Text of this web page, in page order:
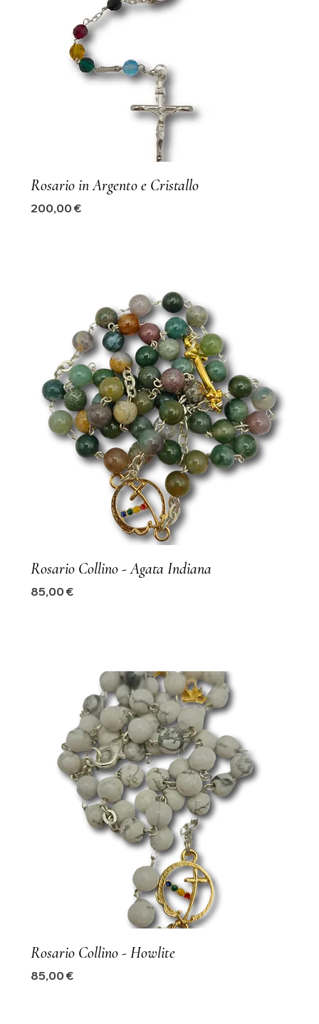
Rosario in Argento e Cristallo
Precio
200,00 €
Rosario Collino - Agata Indiana
Precio
85,00 €
Rosario Collino - Howlite
Precio
85,00 €